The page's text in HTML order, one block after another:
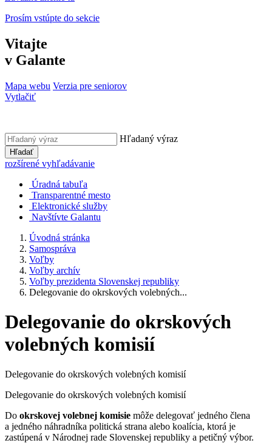
Prosím vstúpte do sekcie
Vitajte
v Galante
Mapa webu Verzia pre seniorov
Vytlačiť
Hľadaný výraz
Hľadať
rozšírené vyhľadávanie
Úradná tabuľa
Transparentné mesto
Elektronické služby
Navštívte Galantu
Úvodná stránka
Samospráva
Voľby
Voľby archív
Voľby prezidenta Slovenskej republiky
Delegovanie do okrskových volebných...
Delegovanie do okrskových
volebných komisií
Delegovanie do okrskových volebných komisií
Delegovanie do okrskových volebných komisií
Do okrskovej volebnej komisie môže delegovať jedného člena
a jedného náhradníka politická strana alebo koalícia, ktorá je
zastúpená v Národnej rade Slovenskej republiky a petičný výbor.